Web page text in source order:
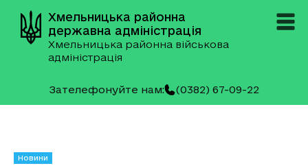
Хмельницька районна
державна адміністрація
Хмельницька районна військова
адміністрація
Зателефонуйте нам: (0382) 67-09-22
Новини